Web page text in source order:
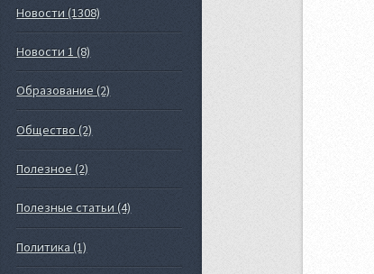
Новости (1308)
Новости 1 (8)
Образование (2)
Общество (2)
Полезное (2)
Полезные статьи (4)
Политика (1)